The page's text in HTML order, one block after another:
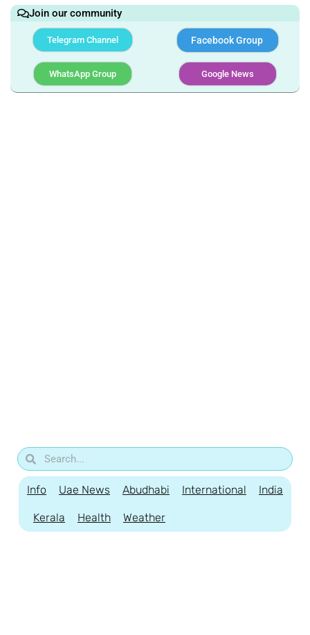
Join our community
Telegram Channel Facebook Group
WhatsApp Group Google News
Info Uae News Abudhabi International India
Kerala Health Weather